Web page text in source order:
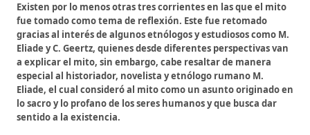
Existen por lo menos otras tres corrientes en las que el mito
fue tomado como tema de reflexión. Este fue retomado
gracias al interés de algunos etnólogos y estudiosos como M.
Eliade y C. Geertz, quienes desde diferentes perspectivas van
a explicar el mito, sin embargo, cabe resaltar de manera
especial al historiador, novelista y etnólogo rumano M.
Eliade, el cual consideró al mito como un asunto originado en
lo sacro y lo profano de los seres humanos y que busca dar
sentido a la existencia.